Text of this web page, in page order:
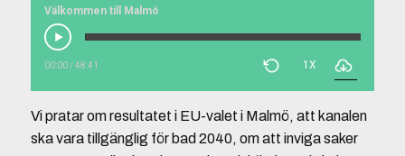
Välkommen till Malmö
00:00/48:41 1X
Vi pratar om resultatet i EU-valet i Malmö, att kanalen
ska vara tillgänglig för bad 2040, om att inviga saker